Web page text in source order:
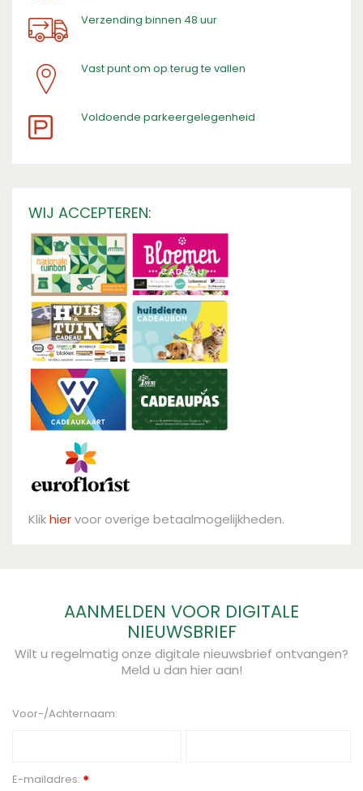
Verzending binnen 48 uur
Vast punt om op terug te vallen
​Voldoende parkeergelegenheid
WIJ ACCEPTEREN:
Klikhiervoor overige betaalmogelijkheden.
AANMELDEN VOOR DIGITALE
NIEUWSBRIEF
Wilt u regelmatig onze digitale nieuwsbrief ontvangen?
Meld u dan hier aan!
Voor-/Achternaam:
E-mailadres: *